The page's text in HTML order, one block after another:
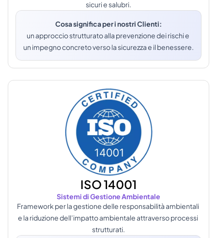
sicuri e salubri.
Cosa significa per i nostri Clienti:
un approccio strutturato alla prevenzione dei rischi e
un impegno concreto verso la sicurezza e il benessere.
ISO 14001
Sistemi di Gestione Ambientale
Framework per la gestione delle responsabilità ambientali
e la riduzione dell’impatto ambientale attraverso processi
strutturati.